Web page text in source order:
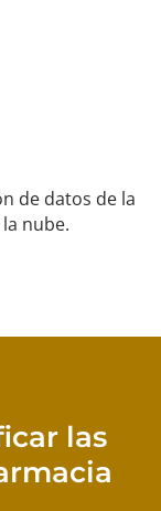
de datos de la
nube.
las